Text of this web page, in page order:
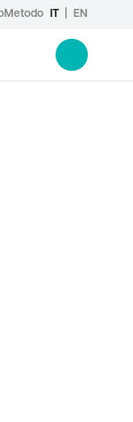
Metodo IT EN